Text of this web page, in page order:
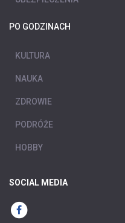
PO GODZINACH
KULTURA
NAUKA
ZDROWIE
PODRÓŻE
HOBBY
SOCIAL MEDIA